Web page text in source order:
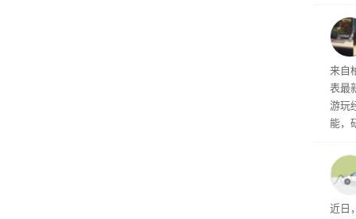
内
来自
表最
游玩
能，
训练
近日